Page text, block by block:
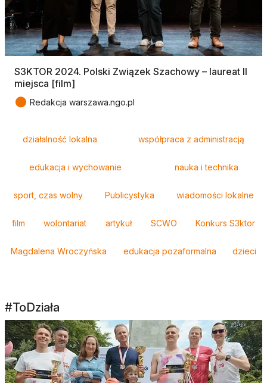
S3KTOR 2024. Polski Związek Szachowy – laureat II
miejsca [film]
● Redakcja warszawa.ngo.pl
działalność lokalna współpraca z administracją
edukacja i wychowanie nauka i technika
sport, czas wolny Publicystyka wiadomości lokalne
film wolontariat artykuł SCWO Konkurs S3ktor
Magdalena Wroczyńska edukacja pozaformalna dzieci
#ToDziała